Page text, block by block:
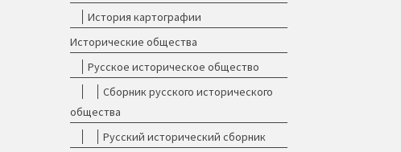
История картографии
Исторические общества
Русское историческое общество
Сборник русского исторического
общества
Русский исторический сборник